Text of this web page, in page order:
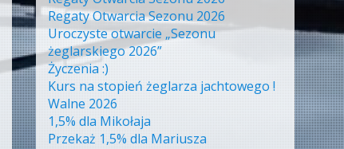
Regaty Otwarcia Sezonu 2026
Uroczyste otwarcie „Sezonu
żeglarskiego 2026”
Życzenia :)
Kurs na stopień żeglarza jachtowego !
Walne 2026
1,5% dla Mikołaja
Przekaż 1,5% dla Mariusza